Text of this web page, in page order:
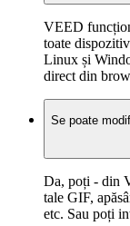
VEED
toate
Linux și
direct din
Se poate
Da, poți - din
tale GIF,
etc. Sau poți